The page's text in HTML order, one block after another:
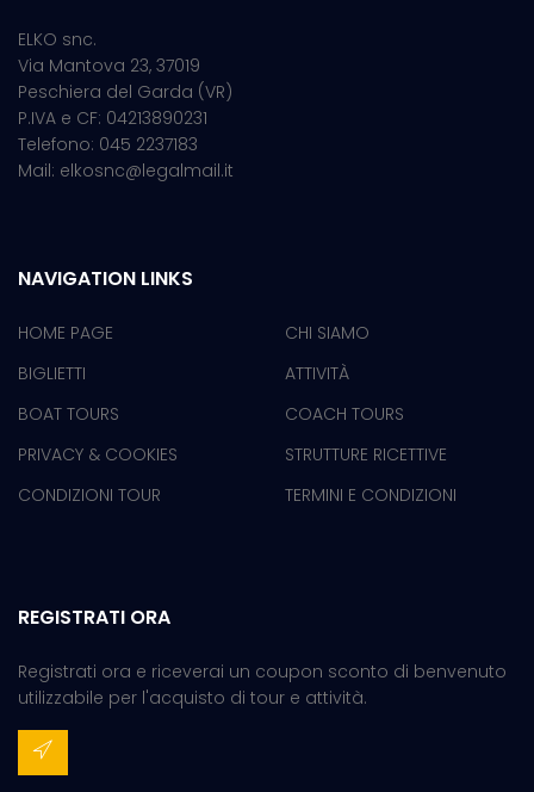
ELKO snc.
Via Mantova 23, 37019
Peschiera del Garda (VR)
P.IVA e CF: 04213890231
Telefono: 045 2237183
Mail: elkosnc@legalmail.it
NAVIGATION LINKS
HOME PAGE
BIGLIETTI
BOAT TOURS
PRIVACY & COOKIES
CONDIZIONI TOUR
CHI SIAMO
ATTIVITÀ
COACH TOURS
STRUTTURE RICETTIVE
TERMINI E CONDIZIONI
REGISTRATI ORA
Registrati ora e riceverai un coupon sconto di benvenuto
utilizzabile per l'acquisto di tour e attività.